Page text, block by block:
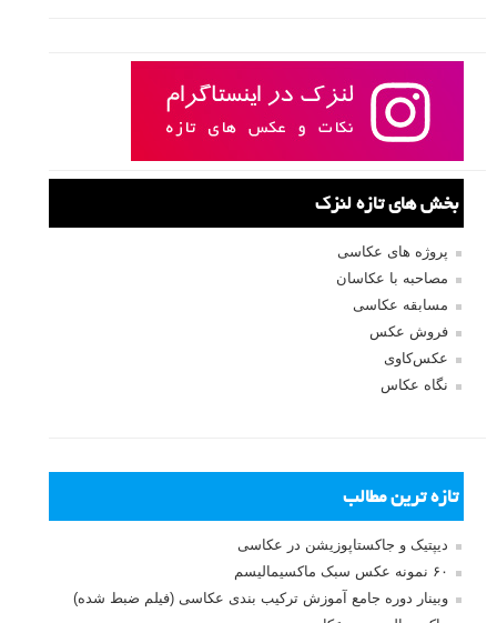
بخش های تازه لنزک
پروژه های عکاسی
مصاحبه با عکاسان
مسابقه عکاسی
فروش عکس
عکس‌کاوی
نگاه عکاس
تازه ترین مطالب
دیپتیک و جاکستا‌پوزیشن در عکاسی
۶۰ نمونه عکس سبک ماکسیمالیسم
وبینار دوره جامع آموزش ترکیب بندی عکاسی (فیلم ضبط شده)